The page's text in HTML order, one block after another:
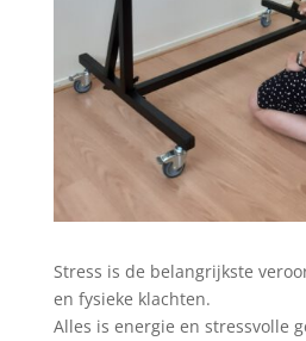
Stress is de belangrijkste
en fysieke klachten.
Alles is energie en stressvolle